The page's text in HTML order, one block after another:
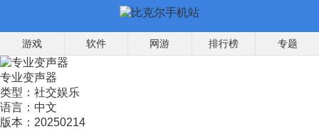
游戏 软件 网游 排行榜 专题
专业变声器
类型： 社交娱乐
语言： 中文
版本： 20250214